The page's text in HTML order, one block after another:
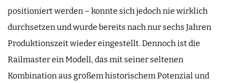
positioniert werden – konnte sich jedoch nie wirklich
durchsetzen und wurde bereits nach nur sechs Jahren
Produktionszeit wieder eingestellt. Dennoch ist die
Railmaster ein Modell, das mit seiner seltenen
Kombination aus großem historischem Potenzial und